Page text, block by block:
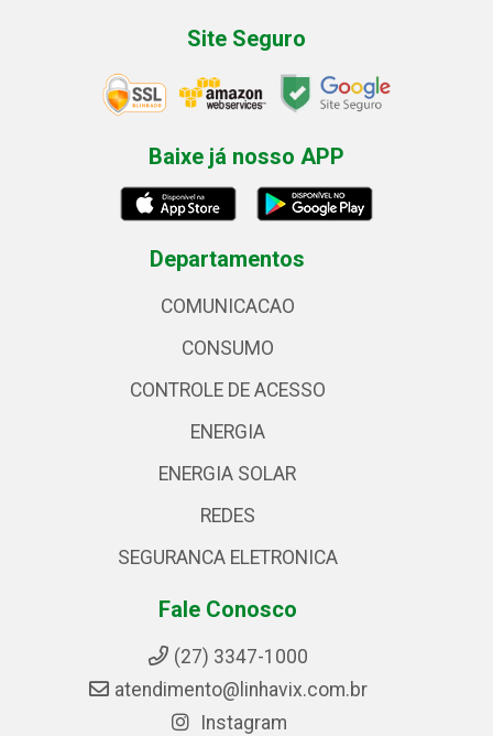
Site Seguro
Baixe já nosso APP
Departamentos
COMUNICACAO
CONSUMO
CONTROLE DE ACESSO
ENERGIA
ENERGIA SOLAR
REDES
SEGURANCA ELETRONICA
Fale Conosco
(27) 3347-1000
atendimento@linhavix.com.br
Instagram